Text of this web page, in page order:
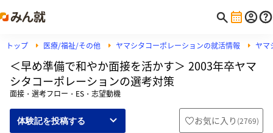
トップ 医療/福祉/その他 ヤマシタコーポレーションの就活情報 ヤマ
＜早め準備で和やか面接を活かす＞ 2003年卒ヤマ
シタコーポレーションの選考対策
面接・選考フロー・ES・志望動機
体験記を投稿する お気に入り (2769)